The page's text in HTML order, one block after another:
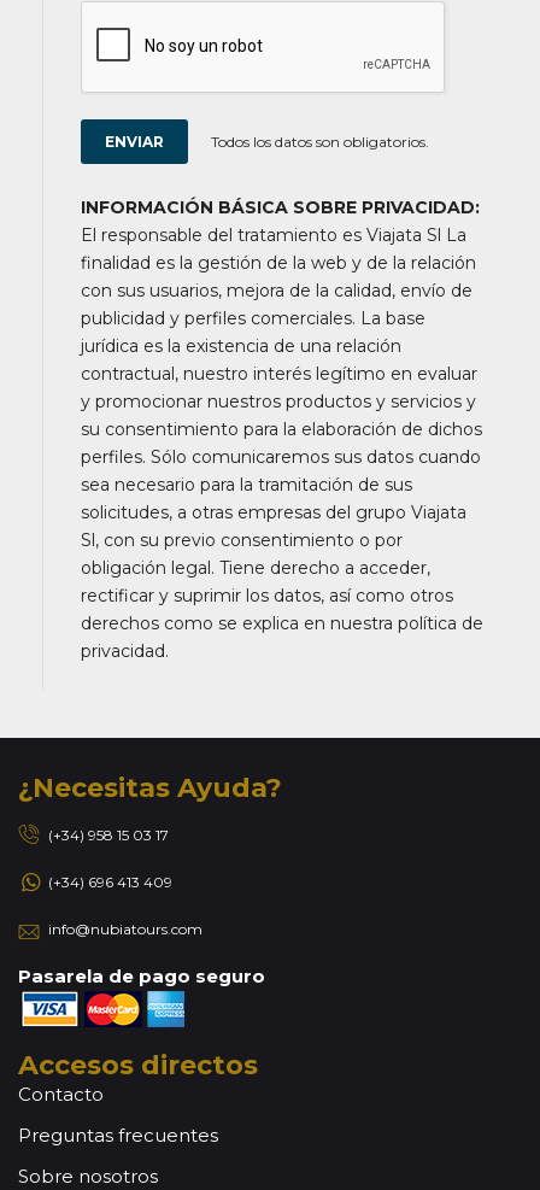
Todos los datos son obligatorios.
INFORMACIÓN BÁSICA SOBRE PRIVACIDAD:
El responsable del tratamiento es Viajata Sl La
finalidad es la gestión de la web y de la relación
con sus usuarios, mejora de la calidad, envío de
publicidad y perfiles comerciales. La base
jurídica es la existencia de una relación
contractual, nuestro interés legítimo en evaluar
y promocionar nuestros productos y servicios y
su consentimiento para la elaboración de dichos
perfiles. Sólo comunicaremos sus datos cuando
sea necesario para la tramitación de sus
solicitudes, a otras empresas del grupo Viajata
Sl, con su previo consentimiento o por
obligación legal. Tiene derecho a acceder,
rectificar y suprimir los datos, así como otros
derechos como se explica en nuestra política de
privacidad.
¿Necesitas Ayuda?
(+34) 958 15 03 17
(+34) 696 413 409
info@nubiatours.com
Pasarela de pago seguro
Accesos directos
Contacto
Preguntas frecuentes
Sobre nosotros